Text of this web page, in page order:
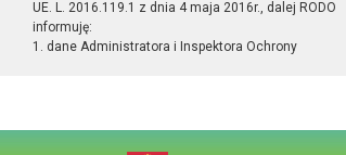
UE. L. 2016.119.1 z dnia 4 maja 2016r., dalej RODO
informuję:
1. dane Administratora i Inspektora Ochrony